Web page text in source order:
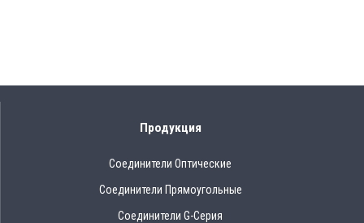
Продукция
Соединители Оптические
Соединители Прямоугольные
Соединители G-Серия